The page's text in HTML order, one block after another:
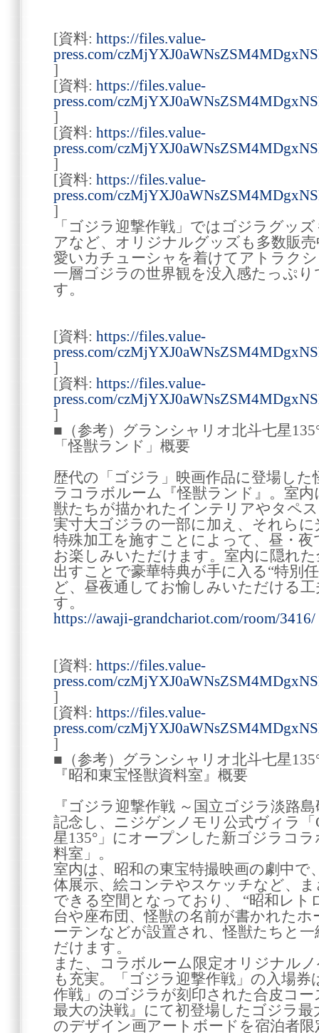
[資料: https://files.value-
press.com/
]
[資料: https://files.value-
press.com/
]
[資料: https://files.value-
press.com/
]
[資料: https://files.value-
press.com/
]
「ゴジラ迎撃作戦」ではゴジラグッ
アなど、オリジナルグッズも多数販
愛いカチューシャを着けてアトラク
一層ゴジラの世界観を没入感たっぷ
す。
[資料: https://files.value-
press.com/
]
[資料: https://files.value-
press.com/
]
■（参考）グランシャリオ北斗七星
「怪獣ランド」概要
歴代の「ゴジラ」映画作品に登場し
ラコラボルーム『怪獣ランド』。室
獣たちが描かれたインテリアやタペ
実寸大ゴジラの一部に加え、それら
特殊加工を施すことによって、昼・
お楽しみいただけます。室内に隠れ
出すことで豪華特典が手に入る“特別
ど、昼夜通してお愉しみいただける
す。
https://awaji-grandchariot.com/room/3416/
[資料: https://files.value-
press.com/
]
[資料: https://files.value-
press.com/
]
■（参考）グランシャリオ北斗七星
『昭和東宝怪獣資料室』概要
『ゴジラ迎撃作戦 ～国立ゴジラ淡路
記念し、ニジゲンノモリ公式ヴィラ「
星135°」にオープンした新ゴジラコ
料室」。
室内は、昭和の東宝特撮映画の劇中
体展示、絵コンテやスケッチなど、
できる空間となっており、 “昭和レト
台や座布団、怪獣の名前が書かれたホ
ーテンなどが設置され、怪獣たちと
だけます。
また、コラボルーム限定オリジナル
も充実。「ゴジラ迎撃作戦」の入場
作戦」のゴジラが刻印された合皮コ
最大の決戦』にて初登場したゴジラ
のデザイン画アートボードを宿泊者